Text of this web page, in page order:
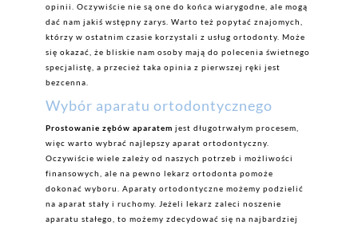
opinii. Oczywiście nie są one do końca wiarygodne, ale mogą
dać nam jakiś wstępny zarys. Warto też popytać znajomych,
którzy w ostatnim czasie korzystali z usług ortodonty. Może
się okazać, że bliskie nam osoby mają do polecenia świetnego
specjalistę, a przecież taka opinia z pierwszej ręki jest
bezcenna.
Wybór aparatu ortodontycznego
Prostowanie zębów aparatem jest długotrwałym procesem,
więc warto wybrać najlepszy aparat ortodontyczny.
Oczywiście wiele zależy od naszych potrzeb i możliwości
finansowych, ale na pewno lekarz ortodonta pomoże
dokonać wyboru. Aparaty ortodontyczne możemy podzielić
na aparat stały i ruchomy. Jeżeli lekarz zaleci noszenie
aparatu stałego, to możemy zdecydować się na najbardziej